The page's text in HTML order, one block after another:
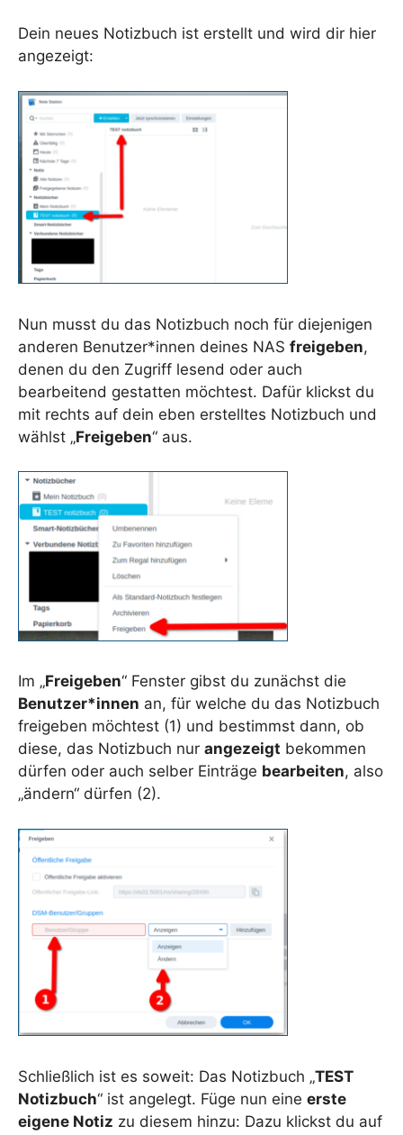
Dein neues Notizbuch ist erstellt und wird dir hier
angezeigt:
Nun musst du das Notizbuch noch für diejenigen
anderen Benutzer*innen deines NAS freigeben,
denen du den Zugriff lesend oder auch
bearbeitend gestatten möchtest. Dafür klickst du
mit rechts auf dein eben erstelltes Notizbuch und
wählst „Freigeben“ aus.
Im „Freigeben“ Fenster gibst du zunächst die
Benutzer*innen an, für welche du das Notizbuch
freigeben möchtest (1) und bestimmst dann, ob
diese, das Notizbuch nur angezeigt bekommen
dürfen oder auch selber Einträge bearbeiten, also
„ändern“ dürfen (2).
Schließlich ist es soweit: Das Notizbuch „TEST
Notizbuch“ ist angelegt. Füge nun eine erste
eigene Notiz zu diesem hinzu: Dazu klickst du auf